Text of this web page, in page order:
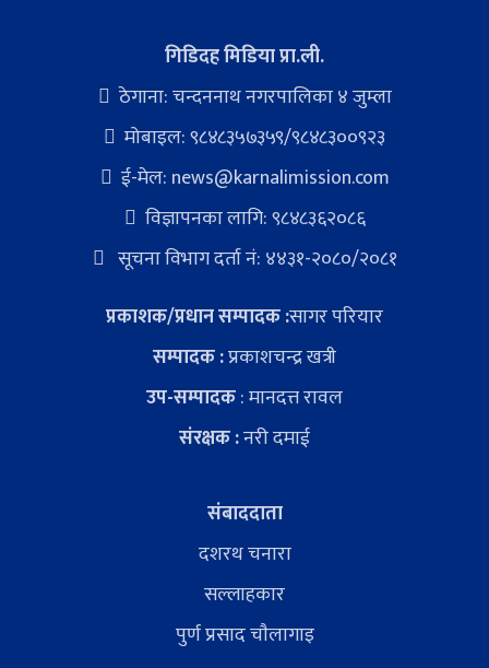
गिडिदह मिडिया प्रा.ली.
ठेगाना: चन्दननाथ नगरपालिका ४ जुम्ला
मोबाइल: ९८४८३५७३५९/९८४८३००९२३
ई-मेल: news@karnalimission.com
विज्ञापनका लागि: ९८४८३६२०८६
सूचना विभाग दर्ता नं: ४४३१-२०८०/२०८१
प्रकाशक/प्रधान सम्पादक :सागर परियार
सम्पादक :प्रकाशचन्द्र खत्री
उप-सम्पादक: मानदत्त रावल
संरक्षक :नरी दमाई
संबाददाता
दशरथ चनारा
सल्लाहकार
पुर्ण प्रसाद चाैलागाइ